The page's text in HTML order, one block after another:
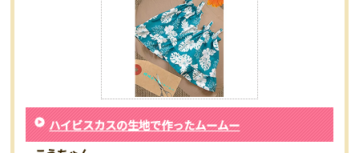
ハイビスカスの生地で作ったムームー